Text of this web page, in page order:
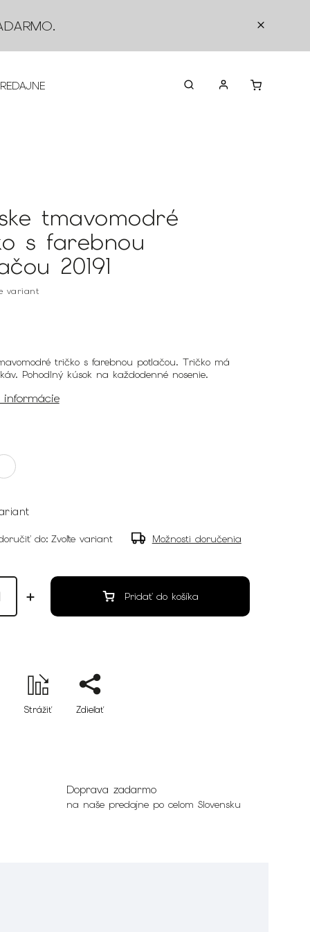
.
KONTAKTY
tmavomodré
s farebnou
20191
variant
tričko s farebnou potlačou. Tričko má
Pohodlný kúsok na každodenné nosenie.
informácie
do: Zvoľte variant Možnosti doručenia
Pridať do košíka
Strážiť Zdieľať
Doprava zadarmo
na naše predajne po celom Slovensku